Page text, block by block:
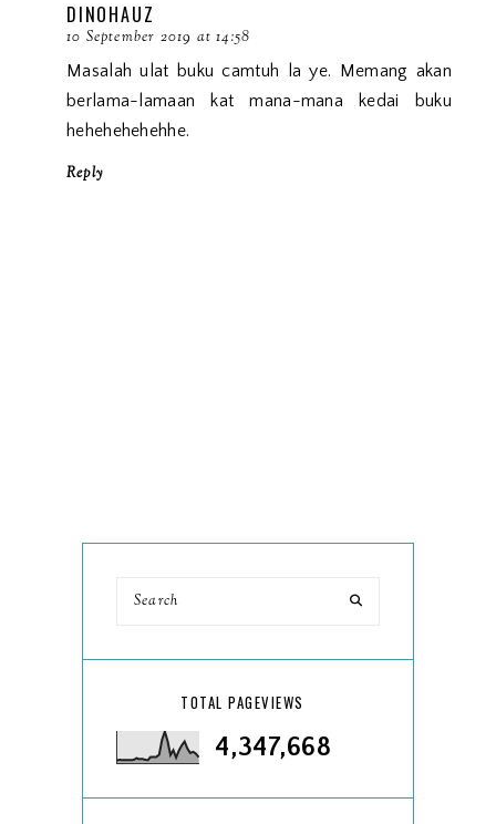
DINOHAUZ
10 September 2019 at 14:58
Masalah ulat buku camtuh la ye. Memang akan
berlama-lamaan kat mana-mana kedai buku
hehehehehehhe.
Reply
TOTAL PAGEVIEWS
4,347,668